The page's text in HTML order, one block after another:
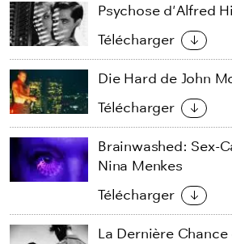
Psychose d'Alfred
Télécharger
Die Hard de John
Télécharger
Brainwashed: Sex-
Nina Menkes
Télécharger
La Dernière